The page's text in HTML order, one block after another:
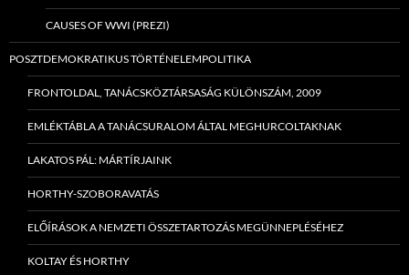
CAUSES OF WWI (PREZI)
POSZTDEMOKRATIKUS TÖRTÉNELEMPOLITIKA
FRONTOLDAL, TANÁCSKÖZTÁRSASÁG KÜLÖNSZÁM, 2009
EMLÉKTÁBLA A TANÁCSURALOM ÁLTAL MEGHURCOLTAKNAK
LAKATOS PÁL: MÁRTÍRJAINK
HORTHY-SZOBORAVATÁS
ELŐÍRÁSOK A NEMZETI ÖSSZETARTOZÁS MEGÜNNEPLÉSÉHEZ
KOLTAY ÉS HORTHY